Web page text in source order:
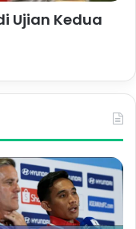
Ujian Kedua